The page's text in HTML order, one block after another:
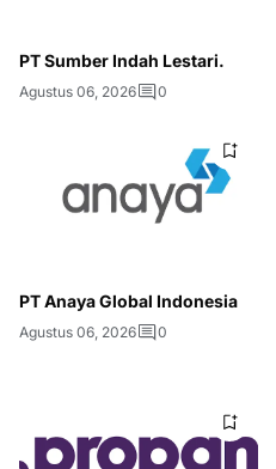
PT Sumber Indah Lestari.
Agustus 06, 2026 0
PT Anaya Global Indonesia
Agustus 06, 2026 0